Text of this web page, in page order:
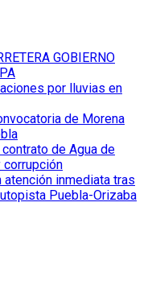
GOBIERNO
por lluvias en
de Morena
de Agua de
inmediata tras
Puebla-Orizaba